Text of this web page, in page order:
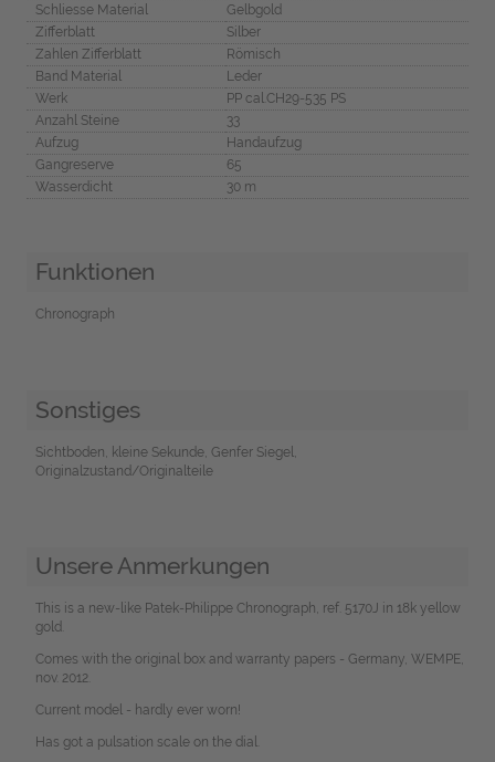
Schliesse Material
Gelbgold
Zifferblatt
Silber
Zahlen Zifferblatt
Römisch
Band Material
Leder
Werk
PP cal.CH29-535 PS
Anzahl Steine
33
Aufzug
Handaufzug
Gangreserve
65
Wasserdicht
30 m
Funktionen
Chronograph
Sonstiges
Sichtboden, kleine Sekunde, Genfer Siegel,
Originalzustand/Originalteile
Unsere Anmerkungen
This is a new-like Patek-Philippe Chronograph, ref. 5170J in 18k yellow
gold.
Comes with the original box and warranty papers - Germany, WEMPE,
nov. 2012.
Current model - hardly ever worn!
Has got a pulsation scale on the dial.